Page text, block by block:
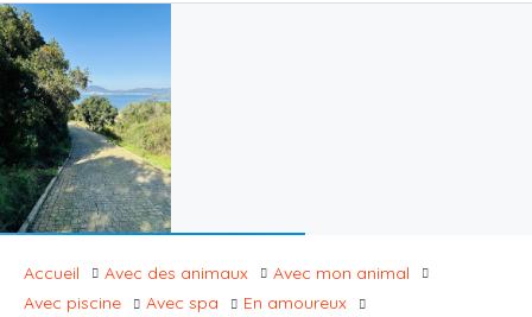
Accueil Avec des animaux
Avec mon animal
Avec piscine
Avec spa
En amoureux